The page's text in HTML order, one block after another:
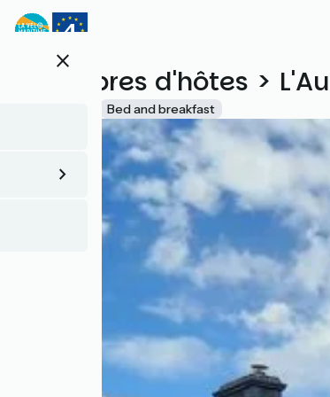
Direkt
zum
close
Chambres d'hôtes >
Bed and breakfast